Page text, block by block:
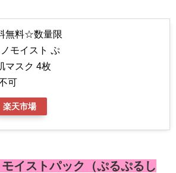
無料☆数量限
モイスト ぷ
マスク 4枚
可
楽天市場
イストパック（ぷるぷるし